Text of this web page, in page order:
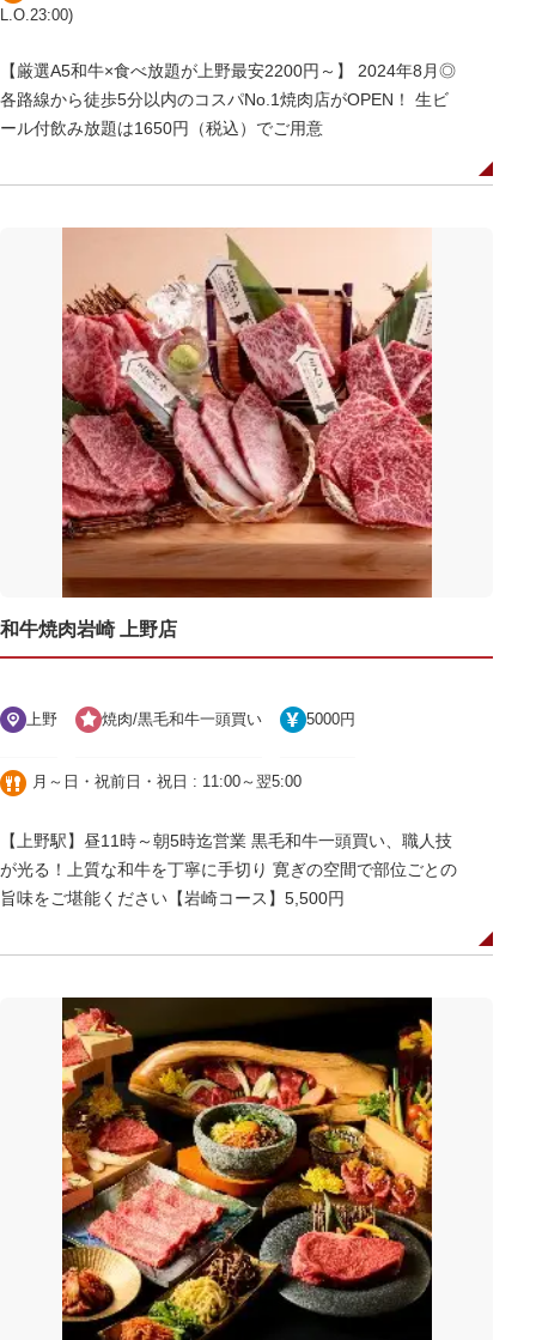
L.O.23:00)
【厳選A5和牛×食べ放題が上野最安2200円～】 2024年8月◎
各路線から徒歩5分以内のコスパNo.1焼肉店がOPEN！ 生ビ
ール付飲み放題は1650円（税込）でご用意
和牛焼肉岩崎 上野店
上野 焼肉/黒毛和牛一頭買い 5000円
月～日・祝前日・祝日 : 11:00～翌5:00
【上野駅】昼11時～朝5時迄営業 黒毛和牛一頭買い、職人技
が光る！上質な和牛を丁寧に手切り 寛ぎの空間で部位ごとの
旨味をご堪能ください【岩崎コース】5,500円